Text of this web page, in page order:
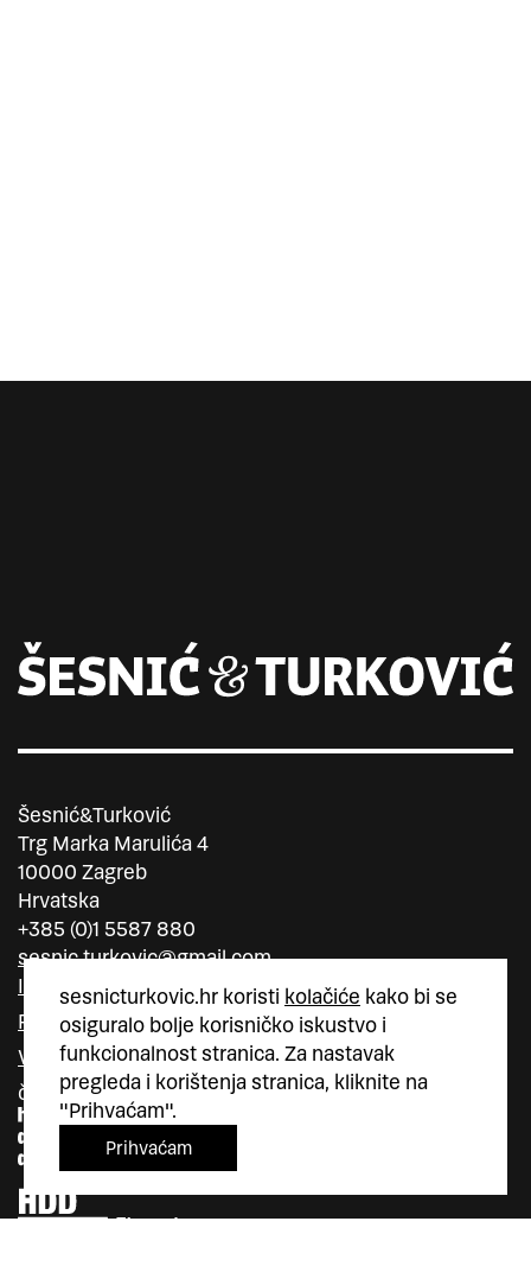
sesnicturkovic.hr koristi kolačiće kako bi se
osiguralo bolje korisničko iskustvo i
funkcionalnost stranica. Za nastavak
pregleda i korištenja stranica, kliknite na
"Prihvaćam".
Prihvaćam
Šesnić&Turković
Trg Marka Marulića 4
10000 Zagreb
Hrvatska
+385 (0)1 5587 880
sesnic.turkovic@gmail.com
Instagram
Facebook
Vimeo
član
član